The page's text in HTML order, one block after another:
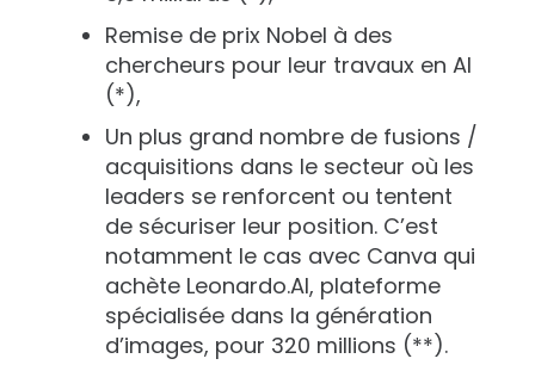
Remise de prix Nobel à des
chercheurs pour leur travaux en AI
(*),
Un plus grand nombre de fusions /
acquisitions dans le secteur où les
leaders se renforcent ou tentent
de sécuriser leur position. C’est
notamment le cas avec Canva qui
achète Leonardo.AI, plateforme
spécialisée dans la génération
d’images, pour 320 millions (**).